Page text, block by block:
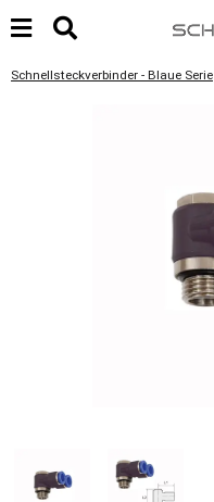
Schnellsteckverbinder - Blaue Serie